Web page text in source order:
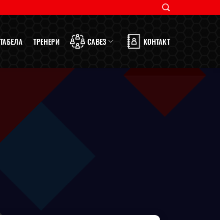
ТАБЕЛА ТРЕНЕРИ САВЕЗ КОНТАКТ